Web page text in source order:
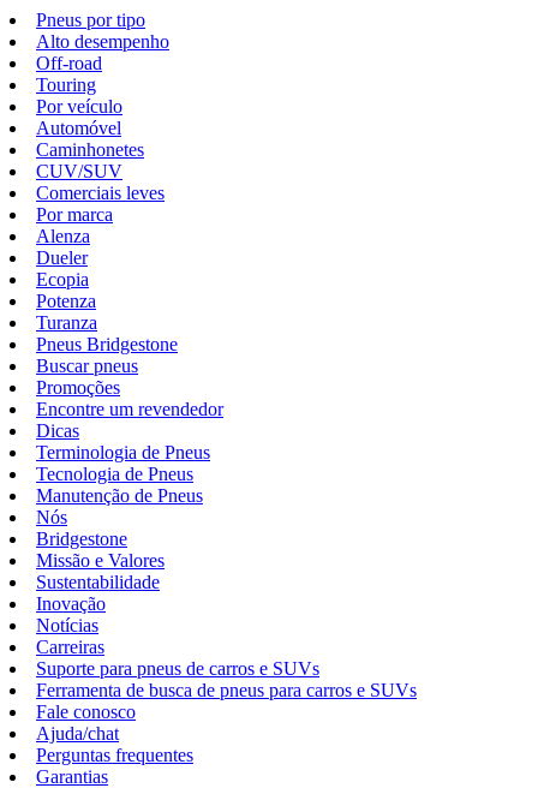
Pneus por tipo
Alto desempenho
Off-road
Touring
Por veículo
Automóvel
Caminhonetes
CUV/SUV
Comerciais leves
Por marca
Alenza
Dueler
Ecopia
Potenza
Turanza
Pneus Bridgestone
Buscar pneus
Promoções
Encontre um revendedor
Dicas
Terminologia de Pneus
Tecnologia de Pneus
Manutenção de Pneus
Nós
Bridgestone
Missão e Valores
Sustentabilidade
Inovação
Notícias
Carreiras
Suporte para pneus de carros e SUVs
Ferramenta de busca de pneus para carros e SUVs
Fale conosco
Ajuda/chat
Perguntas frequentes
Garantias